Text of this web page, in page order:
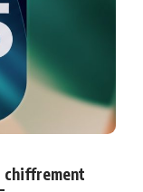
chiffrement